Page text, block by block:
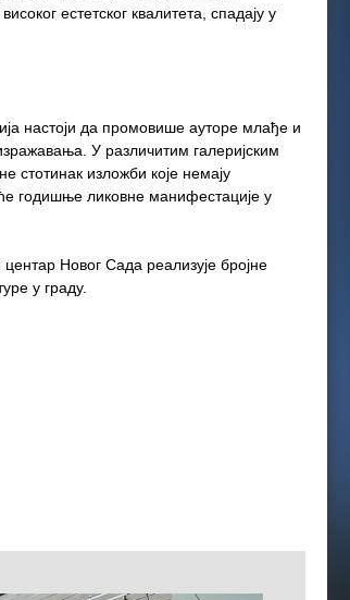
естетског квалитета, спадају у
настоји да промовише ауторе млађе и
У различитим галеријским
стотинак изложби које немају
годишње ликовне манифестације у
Новог Сада реализује бројне
у граду.